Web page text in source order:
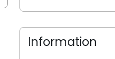
Information